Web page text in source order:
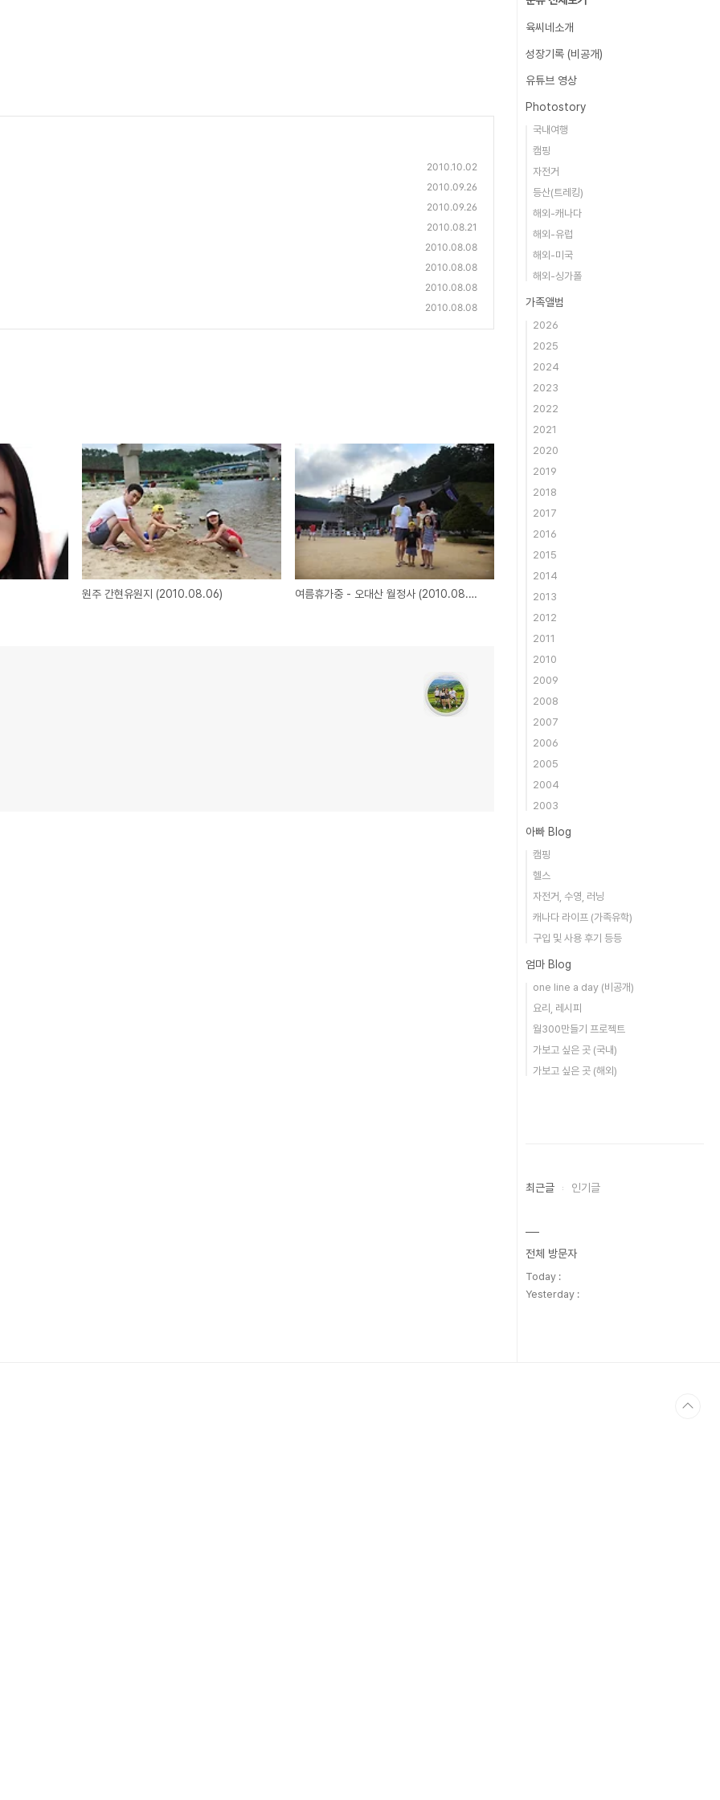
2010.10.02
2010.09.26
2010.09.26
2010.08.21
2010.08.08
2010.08.08
2010.08.08
2010.08.08
원주 간현유원지 (2010.08.06) 여름휴가중 - 오대산 월정사 (2010.08.05)
육씨네소개
성장기록 (비공개)
유튜브 영상
Photostory
국내여행
캠핑
자전거
등산(트레킹)
해외-캐나다
해외-유럽
해외-미국
해외-싱가폴
가족앨범
2026
2025
2024
2023
2022
2021
2020
2019
2018
2017
2016
2015
2014
2013
2012
2011
2010
2009
2008
2007
2006
2005
2004
2003
아빠 Blog
캠핑
헬스
자전거, 수영, 러닝
캐나다 라이프 (가족유학)
구입 및 사용 후기 등등
엄마 Blog
one line a day (비공개)
요리, 레시피
월300만들기 프로젝트
가보고 싶은 곳 (국내)
가보고 싶은 곳 (해외)
최근글 인기글
전체 방문자
Today :
Yesterday :